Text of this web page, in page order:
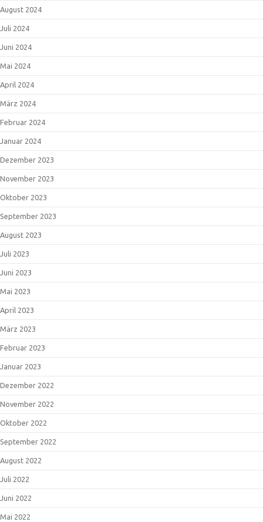
August 2024
Juli 2024
Juni 2024
Mai 2024
April 2024
März 2024
Februar 2024
Januar 2024
Dezember 2023
November 2023
Oktober 2023
September 2023
August 2023
Juli 2023
Juni 2023
Mai 2023
April 2023
März 2023
Februar 2023
Januar 2023
Dezember 2022
November 2022
Oktober 2022
September 2022
August 2022
Juli 2022
Juni 2022
Mai 2022